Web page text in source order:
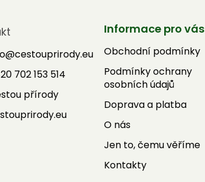
@cestouprirody.eu
702 153 514
přírody
Informace pro vás
Obchodní podmínky
Podmínky ochrany
osobních údajů
Doprava a platba
O nás
Jen to, čemu věříme
Kontakty